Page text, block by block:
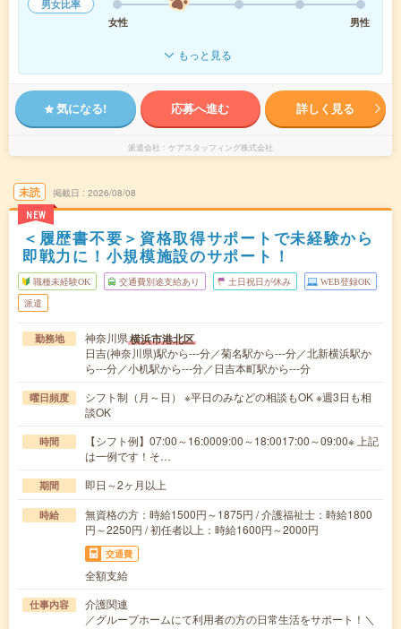
男女比率
女性
男性
もっと見る
気になる! 応募へ進む 詳しく見る
派遣会社 ケアスタッフィング株式会社
未読
NEW
掲載日 2026/08/08
＜履歴書不要＞資格取得サポートで未経験から
即戦力に！小規模施設のサポート！
職種未経験OK 交通費別途支給あり 土日祝日が休み WEB登録OK
派遣
勤務地 神奈川県横浜市港北区
日吉(神奈川県)駅から---分／菊名駅から---分／北新横浜駅か
ら---分／小机駅から---分／日吉本町駅から---分
曜日頻度
シフト制（月～日） ※平日のみなどの相談もOK ※週3日も相
談OK
時間
【シフト例】07:00～16:0009:00～18:0017:00～09:00※ 上記
は一例です！そ…
期間 即日～2ヶ月以上
時給
無資格の方：時給1500円～1875円 / 介護福祉士：時給1800
円～2250円 / 初任者以上：時給1600円～2000円
交通費
全額支給
仕事内容
介護関連
／グループホームにて利用者の方の日常生活をサポート！＼